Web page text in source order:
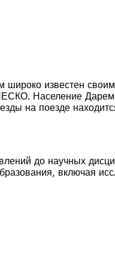
широко известен
Население
на поезде
до научных
включая